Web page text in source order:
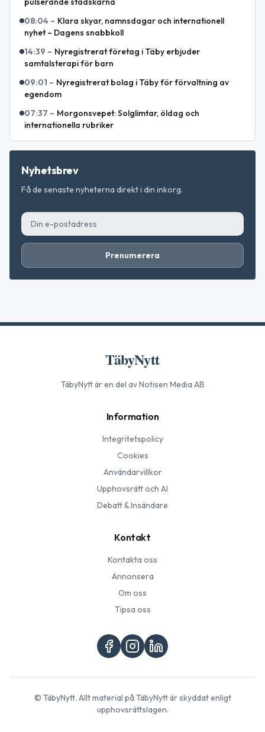
08:04 – Klara skyar, namnsdagar och internationell
nyhet – Dagens snabbkoll
14:39 – Nyregistrerat företag i Täby erbjuder
samtalsterapi för barn
09:01 – Nyregistrerat bolag i Täby för förvaltning av
egendom
07:37 – Morgonsvepet: Solglimtar, öldag och
internationella rubriker
Nyhetsbrev
Få de senaste nyheterna direkt i din inkorg.
Prenumerera
TäbyNytt
TäbyNyttär en del av Notisen Media AB
Information
Integritetspolicy
Cookies
Användarvillkor
Upphovsrätt och AI
Debatt & Insändare
Kontakt
Kontakta oss
Annonsera
Om oss
Tipsa oss
© TäbyNytt. Allt material påTäbyNyttär skyddat enligt
upphovsrättslagen.